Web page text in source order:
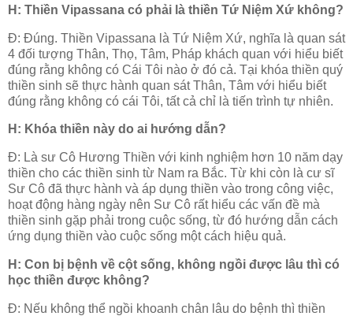
H: Thiền Vipassana có phải là thiền Tứ Niệm Xứ không?
Đ: Đúng. Thiền Vipassana là Tứ Niệm Xứ, nghĩa là quan sát
4 đối tượng Thân, Thọ, Tâm, Pháp khách quan với hiểu biết
đúng rằng không có Cái Tôi nào ở đó cả. Tại khóa thiền quý
thiền sinh sẽ thực hành quan sát Thân, Tâm với hiểu biết
đúng rằng không có cái Tôi, tất cả chỉ là tiến trình tự nhiên.
H: Khóa thiền này do ai hướng dẫn?
Đ: Là sư Cô Hương Thiền với kinh nghiệm hơn 10 năm dạy
thiền cho các thiền sinh từ Nam ra Bắc. Từ khi còn là cư sĩ
Sư Cô đã thực hành và áp dụng thiền vào trong công việc,
hoạt động hàng ngày nên Sư Cô rất hiểu các vấn đề mà
thiền sinh gặp phải trong cuộc sống, từ đó hướng dẫn cách
ứng dụng thiền vào cuộc sống một cách hiệu quả.
H: Con bị bệnh về cột sống, không ngồi được lâu thì có
học thiền được không?
Đ: Nếu không thể ngồi khoanh chân lâu do bệnh thì thiền